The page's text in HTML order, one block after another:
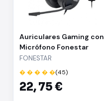
Auriculares Gaming con
Micrófono Fonestar
WIN-U/ USB/ Negros
FONESTAR
� � � � �(45)
22,75 €